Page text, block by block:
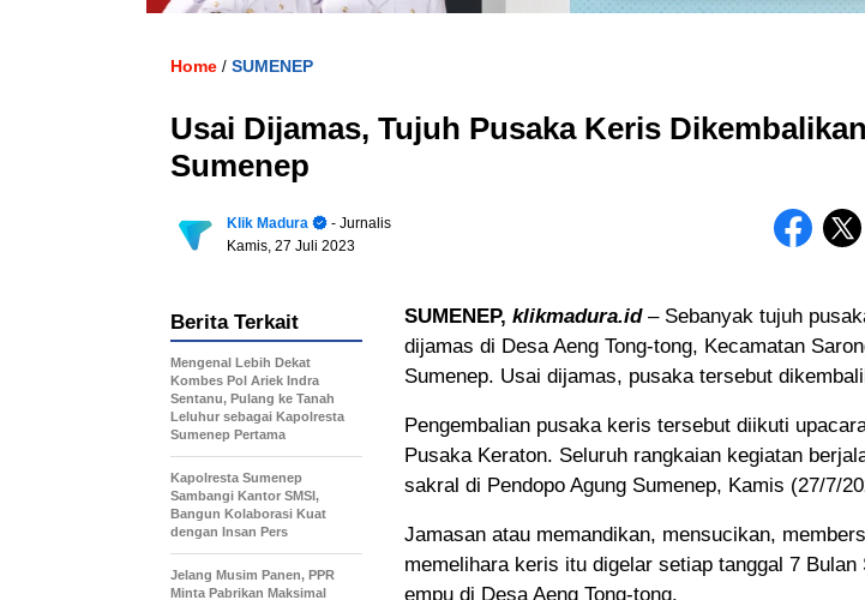
Home / SUMENEP
Usai Dijamas, Tujuh Pusaka Keris
Sumenep
Klik Madura
- Jurnalis
Kamis, 27 Juli 2023
SUMENEP, klikmadura.id– Sebanyak tujuh
dijamas di Desa Aeng Tong-tong, Kecamatan
Sumenep. Usai dijamas, pusaka tersebut
Pengembalian pusaka keris tersebut diikuti
Pusaka Keraton. Seluruh rangkaian kegiatan
sakral di Pendopo Agung Sumenep, Kamis (27/7/
Jamasan atau memandikan, mensucikan,
memelihara keris itu digelar setiap tanggal 7 Bulan
empu di Desa Aeng Tong-tong.
Berita Terkait
Mengenal Lebih Dekat
Kombes Pol Ariek Indra
Sentanu, Pulang ke Tanah
Leluhur sebagai Kapolresta
Sumenep Pertama
Kapolresta Sumenep
Sambangi Kantor SMSI,
Bangun Kolaborasi Kuat
dengan Insan Pers
Jelang Musim Panen, PPR
Minta Pabrikan Maksimal